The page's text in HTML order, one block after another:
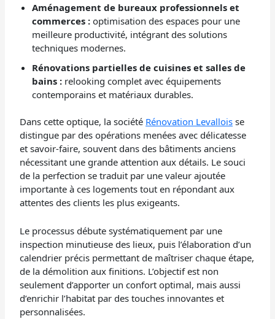
Aménagement de bureaux professionnels et
commerces : optimisation des espaces pour une
meilleure productivité, intégrant des solutions
techniques modernes.
Rénovations partielles de cuisines et salles de
bains : relooking complet avec équipements
contemporains et matériaux durables.
Dans cette optique, la société Rénovation Levallois se
distingue par des opérations menées avec délicatesse
et savoir-faire, souvent dans des bâtiments anciens
nécessitant une grande attention aux détails. Le souci
de la perfection se traduit par une valeur ajoutée
importante à ces logements tout en répondant aux
attentes des clients les plus exigeants.
Le processus débute systématiquement par une
inspection minutieuse des lieux, puis l’élaboration d’un
calendrier précis permettant de maîtriser chaque étape,
de la démolition aux finitions. L’objectif est non
seulement d’apporter un confort optimal, mais aussi
d’enrichir l’habitat par des touches innovantes et
personnalisées.